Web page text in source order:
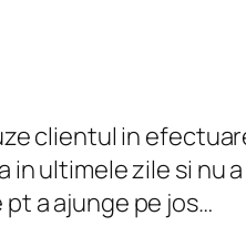
clientul in
in ultimele zile si nu
a ajunge pe jos…